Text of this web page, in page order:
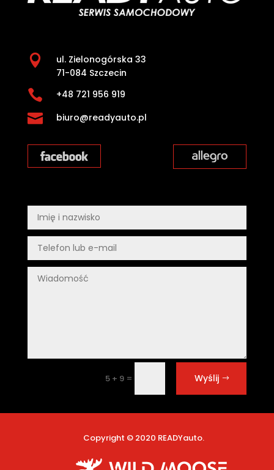

ul. Zielonogórska 33
71-084 Szczecin
 +48 721 956 919
 biuro@readyauto.pl
5 + 9 = Wyślij
Copyright © 2020 READYauto.